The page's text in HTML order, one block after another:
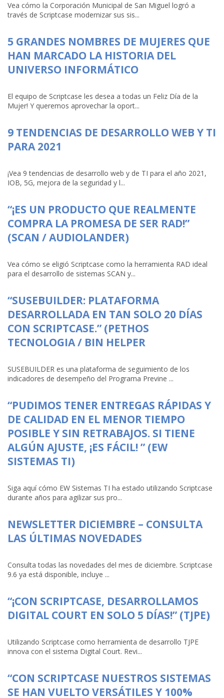
Vea cómo la Corporación Municipal de San Miguel logró a
través de Scriptcase modernizar sus sis...
5 GRANDES NOMBRES DE MUJERES QUE
HAN MARCADO LA HISTORIA DEL
UNIVERSO INFORMÁTICO
El equipo de Scriptcase les desea a todas un Feliz Día de la
Mujer! Y queremos aprovechar la oport...
9 TENDENCIAS DE DESARROLLO WEB Y TI
PARA 2021
¡Vea 9 tendencias de desarrollo web y de TI para el año 2021,
IOB, 5G, mejora de la seguridad y l...
“¡ES UN PRODUCTO QUE REALMENTE
COMPRA LA PROMESA DE SER RAD!”
(SCAN / AUDIOLANDER)
Vea cómo se eligió Scriptcase como la herramienta RAD ideal
para el desarrollo de sistemas SCAN y...
“SUSEBUILDER: PLATAFORMA
DESARROLLADA EN TAN SOLO 20 DÍAS
CON SCRIPTCASE.” (PETHOS
TECNOLOGIA / BIN HELPER
SUSEBUILDER es una plataforma de seguimiento de los
indicadores de desempeño del Programa Previne ...
“PUDIMOS TENER ENTREGAS RÁPIDAS Y
DE CALIDAD EN EL MENOR TIEMPO
POSIBLE Y SIN RETRABAJOS. SI TIENE
ALGÚN AJUSTE, ¡ES FÁCIL! ” (EW
SISTEMAS TI)
Siga aquí cómo EW Sistemas TI ha estado utilizando Scriptcase
durante años para agilizar sus pro...
NEWSLETTER DICIEMBRE – CONSULTA
LAS ÚLTIMAS NOVEDADES
Consulta todas las novedades del mes de diciembre. Scriptcase
9.6 ya está disponible, incluye ...
“¡CON SCRIPTCASE, DESARROLLAMOS
DIGITAL COURT EN SOLO 5 DÍAS!” (TJPE)
Utilizando Scriptcase como herramienta de desarrollo TJPE
innova con el sistema Digital Court. Revi...
“CON SCRIPTCASE NUESTROS SISTEMAS
SE HAN VUELTO VERSÁTILES Y 100%